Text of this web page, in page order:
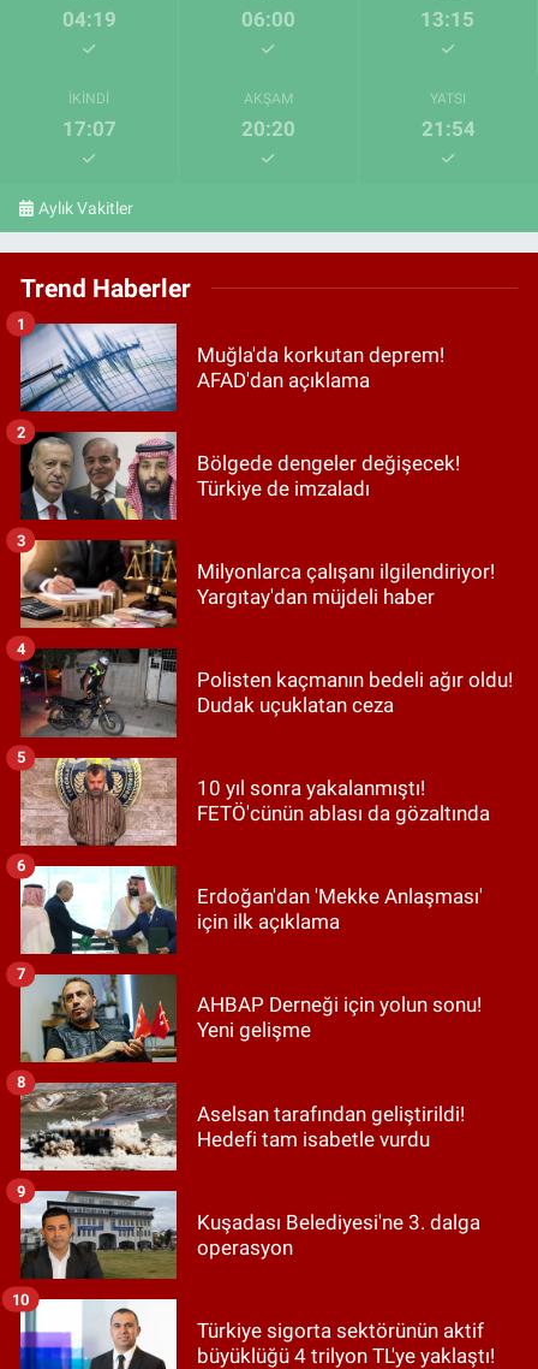
04:19 06:00 13:15
İKINDI
17:07
AKŞAM
20:20
YATSI
21:54
Aylık Vakitler
Trend Haberler
Muğla'da korkutan deprem!
AFAD'dan açıklama
1
Bölgede dengeler değişecek!
Türkiye de imzaladı
2
Milyonlarca çalışanı ilgilendiriyor!
Yargıtay'dan müjdeli haber
3
Polisten kaçmanın bedeli ağır oldu!
Dudak uçuklatan ceza
4
10 yıl sonra yakalanmıştı!
FETÖ'cünün ablası da gözaltında
5
Erdoğan'dan 'Mekke Anlaşması'
için ilk açıklama
6
AHBAP Derneği için yolun sonu!
Yeni gelişme
7
Aselsan tarafından geliştirildi!
Hedefi tam isabetle vurdu
8
Kuşadası Belediyesi'ne 3. dalga
operasyon
9
Türkiye sigorta sektörünün aktif
büyüklüğü 4 trilyon TL'ye yaklaştı!
10